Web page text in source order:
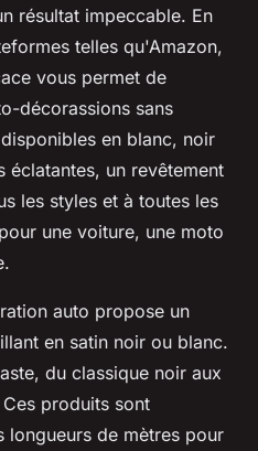
résultat impeccable. En
telles qu'Amazon,
vous permet de
décorassions sans
en blanc, noir
éclatantes, un revêtement
les styles et à toutes les
une voiture, une moto
auto propose un
en satin noir ou blanc.
du classique noir aux
produits sont
longueurs de mètres pour